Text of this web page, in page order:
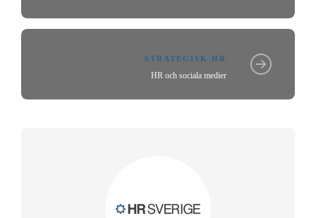
STRATEGISK HR
HR och sociala medier